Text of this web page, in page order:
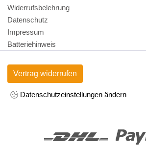
Widerrufsbelehrung
Datenschutz
Impressum
Batteriehinweis
Vertrag widerrufen
Datenschutzeinstellungen ändern